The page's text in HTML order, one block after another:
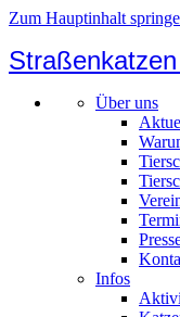
Zum Hauptinhalt
Über uns
Infos